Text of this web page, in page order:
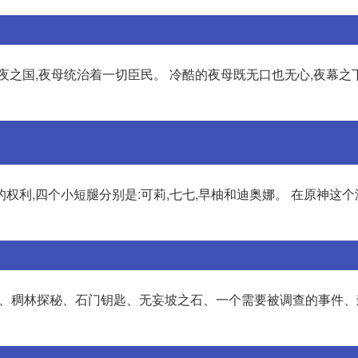
国,夜母统治着一切臣民。 冷酷的夜母既无口也无心,夜幕之
利,四个小短腿分别是:可莉,七七,早柚和迪奥娜。 在原神这
稠林探秘、石门钥匙、无妄坡之石、一个需要被调查的事件